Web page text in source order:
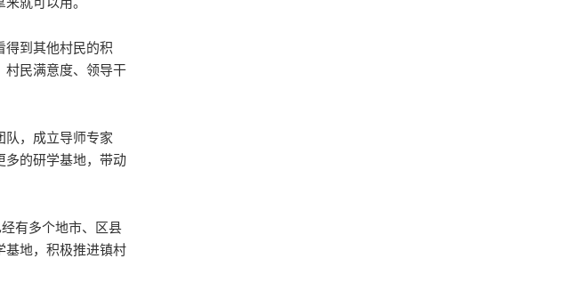
得到其他村民的积
村民满意度、领导干
队，成立导师专家
多的研学基地，带动
有多个地市、区县
基地，积极推进镇村